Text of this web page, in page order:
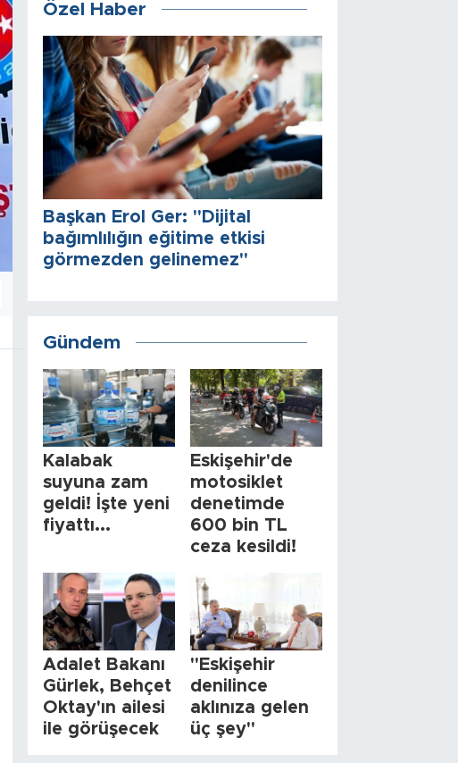
Özel Haber
Başkan Erol Ger: "Dijital
bağımlılığın eğitime etkisi
görmezden gelinemez"
Gündem
Kalabak
suyuna zam
geldi! İşte yeni
fiyattı...
Eskişehir'de
motosiklet
denetimde
600 bin TL
ceza kesildi!
Adalet Bakanı
Gürlek, Behçet
Oktay'ın ailesi
ile görüşecek
"Eskişehir
denilince
aklınıza gelen
üç şey"